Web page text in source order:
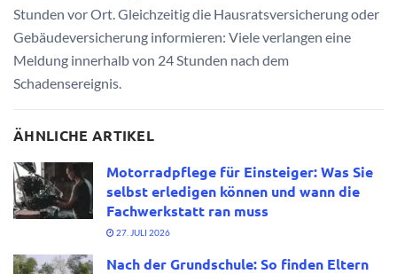
Stunden vor Ort. Gleichzeitig die Hausratsversicherung oder
Gebäudeversicherung informieren: Viele verlangen eine
Meldung innerhalb von 24 Stunden nach dem
Schadensereignis.
ÄHNLICHE ARTIKEL
Motorradpflege für Einsteiger: Was Sie
selbst erledigen können und wann die
Fachwerkstatt ran muss
27. JULI 2026
Nach der Grundschule: So finden Eltern